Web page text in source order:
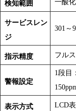
検知範囲 一酸
サービスレン
ジ
301～
指示精度 フル
警報設定
1段目
表示方式 LCD